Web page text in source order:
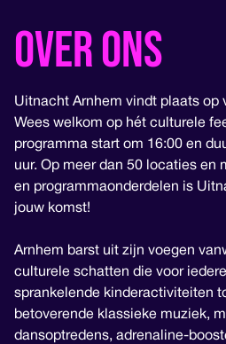
Over ons
Uitnacht Arnhem vindt plaats op
Wees welkom op hét culturele
programma start om 16:00 en
uur. Op meer dan 50 locaties en
en programmaonderdelen is
jouw komst!
Arnhem barst uit zijn voegen
culturele schatten die voor
sprankelende kinderactiviteiten
betoverende klassieke muziek,
dansoptredens, adrenaline-